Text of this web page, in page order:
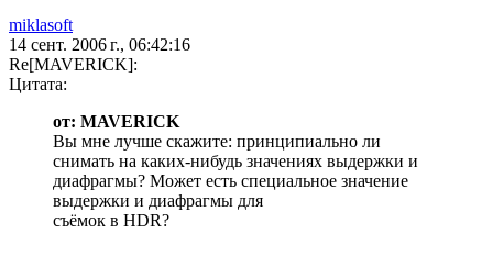
miklasoft
14 сент. 2006 г., 06:42:16
Re[MAVERICK]:
Цитата:
от: MAVERICK
Вы мне лучше скажите: принципиально ли
снимать на каких-нибудь значениях выдержки и
диафрагмы? Может есть специальное значение
выдержки и диафрагмы для
съёмок в HDR?